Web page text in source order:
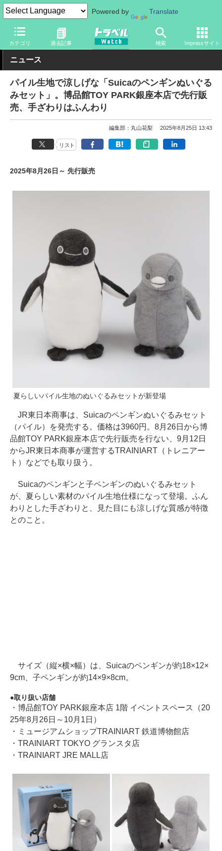
Powered by Translate
カテゴリ 過去記事 検索 Impressサイト
トラベル Watch 旅のアイテム 旅行グッズ キャラクター
ニュース
パイル生地で涼しげな「Suicaのペンギンぬいぐる
みセット」。博品館TOY PARK銀座本店で先行販
売、手ざわりはふんわり
編集部：丸山花梨 2025年8月25日 13:43
リスト
2025年8月26日～ 先行販売
夏らしいパイル生地のぬいぐるみセットが新登場
JR東日本商事は、Suicaのペンギンぬいぐるみセット
（パイル）を発売する。価格は3960円。8月26日から博
品館TOY PARK銀座本店で先行販売を行ない、9月12日
からJR東日本商事が運営するTRAINIART（トレニアー
ト）などでも取り扱う。
Suicaのペンギンと子ペンギンのぬいぐるみセット
が、夏らしい素材のパイル生地仕様になって登場。ふん
わりとした手ざわりと、見た目にも涼しげな質感が特徴
とのこと。
サイズ（縦×横×幅）は、Suicaのペンギンが約18×12×
9cm、子ペンギンが約14×9×8cm。
取り扱い店舗
・博品館TOY PARK銀座本店 1階 イベントスペース（20
25年8月26日～10月1日）
・ミュージアムショップTRAINIART 鉄道博物館店
・TRAINIART TOKYO グランスタ店
・TRAINIART JRE MALL店